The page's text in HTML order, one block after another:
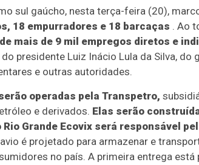
sul gaúcho, nesta terça-feira (20),
18 empurradores e 18 barcaças . Ao
mais de 9 mil empregos diretos e
presidente Luiz Inácio Lula da Silva, do
e outras autoridades.
operadas pela Transpetro,
e derivados. Elas serão
Grande Ecovix será responsável
é projetado para armazenar e
no país. A primeira entrega está